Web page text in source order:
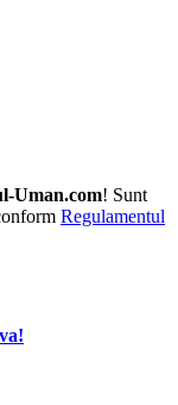
Uman.com! Sunt
Regulamentul